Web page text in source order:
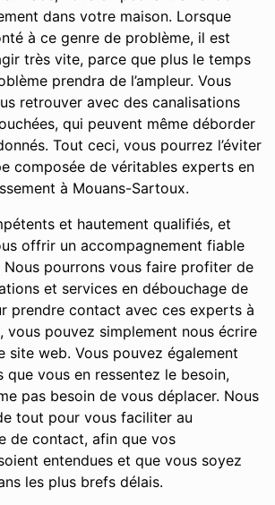
dans votre maison. Lorsque
à ce genre de problème, il est
très vite, parce que plus le temps
prendra de l’ampleur. Vous
retrouver avec des canalisations
qui peuvent même déborder
Tout ceci, vous pourrez l’éviter
composée de véritables experts en
à Mouans-Sartoux.
et hautement qualifiés, et
offrir un accompagnement fiable
pourrons vous faire profiter de
et services en débouchage de
prendre contact avec ces experts à
vous pouvez simplement nous écrire
site web. Vous pouvez également
que vous en ressentez le besoin,
pas besoin de vous déplacer. Nous
tout pour vous faciliter au
de contact, afin que vos
entendues et que vous soyez
les plus brefs délais.